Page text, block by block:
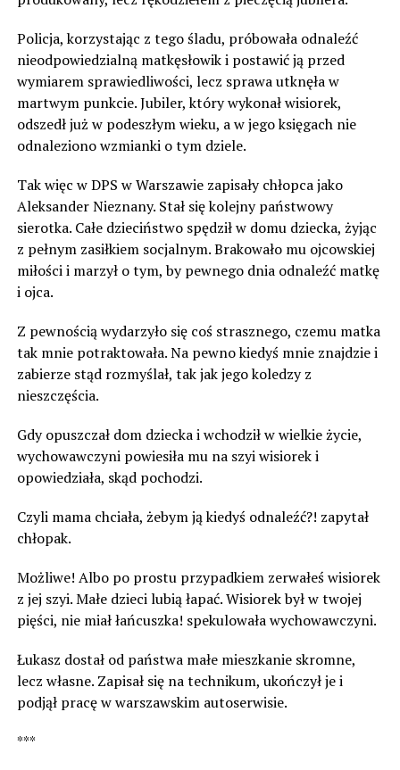
Policja, korzystając z tego śladu, próbowała odnaleźć
nieodpowiedzialną matkęsłowik i postawić ją przed
wymiarem sprawiedliwości, lecz sprawa utknęła w
martwym punkcie. Jubiler, który wykonał wisiorek,
odszedł już w podeszłym wieku, a w jego księgach nie
odnaleziono wzmianki o tym dziele.
Tak więc w DPS w Warszawie zapisały chłopca jako
Aleksander Nieznany. Stał się kolejny państwowy
sierotka. Całe dzieciństwo spędził w domu dziecka, żyjąc
z pełnym zasiłkiem socjalnym. Brakowało mu ojcowskiej
miłości i marzył o tym, by pewnego dnia odnaleźć matkę
i ojca.
Z pewnością wydarzyło się coś strasznego, czemu matka
tak mnie potraktowała. Na pewno kiedyś mnie znajdzie i
zabierze stąd rozmyślał, tak jak jego koledzy z
nieszczęścia.
Gdy opuszczał dom dziecka i wchodził w wielkie życie,
wychowawczyni powiesiła mu na szyi wisiorek i
opowiedziała, skąd pochodzi.
Czyli mama chciała, żebym ją kiedyś odnaleźć?! zapytał
chłopak.
Możliwe! Albo po prostu przypadkiem zerwałeś wisiorek
z jej szyi. Małe dzieci lubią łapać. Wisiorek był w twojej
pięści, nie miał łańcuszka! spekulowała wychowawczyni.
Łukasz dostał od państwa małe mieszkanie skromne,
lecz własne. Zapisał się na technikum, ukończył je i
podjął pracę w warszawskim autoserwisie.
***